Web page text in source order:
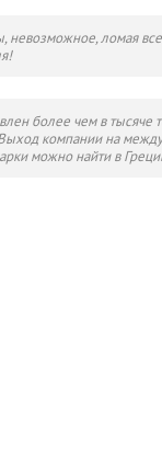
невозможное, ломая
более чем в тысяче
Выход компании на
можно найти в